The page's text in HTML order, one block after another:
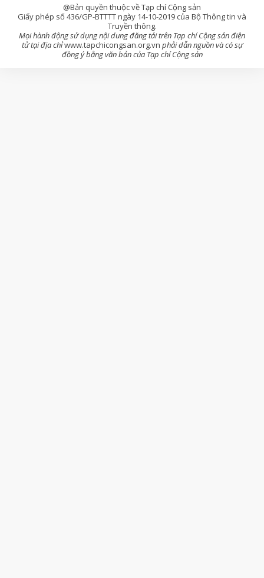
@Bản quyền thuộc về Tạp chí Cộng sản
Giấy phép số 436/GP-BTTTT ngày 14-10-2019 của Bộ Thông tin và
Truyền thông.
Mọi hành động sử dụng nội dung đăng tải trên Tạp chí Cộng sản điện
tử tại địa chỉwww.tapchicongsan.org.vn phải dẫn nguồn và có sự
đồng ý bằng văn bản của Tạp chí Cộng sản